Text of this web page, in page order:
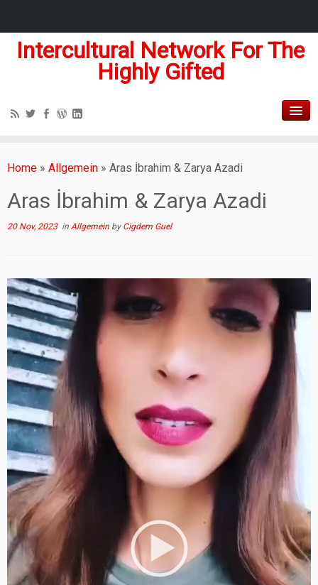
Intercultural Network For The
Highly Gifted
Home » Allgemein » Aras İbrahim & Zarya Azadi
Aras İbrahim & Zarya Azadi
20 Nov, 2023in Allgemein by Cigdem Guel